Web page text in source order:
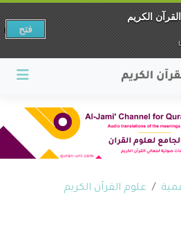
علوم القرآن الكريم
الكريم
فتح